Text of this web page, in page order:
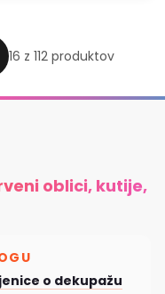
16 z 112 produktov
oblici, kutije,
o dekupažu